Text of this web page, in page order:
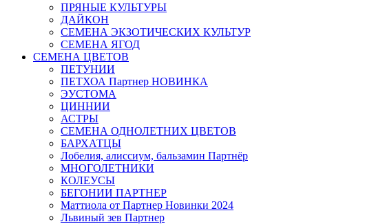
ПРЯНЫЕ КУЛЬТУРЫ
ДАЙКОН
СЕМЕНА ЭКЗОТИЧЕСКИХ КУЛЬТУР
СЕМЕНА ЯГОД
СЕМЕНА ЦВЕТОВ
ПЕТУНИИ
ПЕТХОА Партнер НОВИНКА
ЭУСТОМА
ЦИННИИ
АСТРЫ
СЕМЕНА ОДНОЛЕТНИХ ЦВЕТОВ
БАРХАТЦЫ
Лобелия, алиссиум, бальзамин Партнёр
МНОГОЛЕТНИКИ
КОЛЕУСЫ
БЕГОНИИ ПАРТНЕР
Маттиола от Партнер Новинки 2024
Львиный зев Партнер